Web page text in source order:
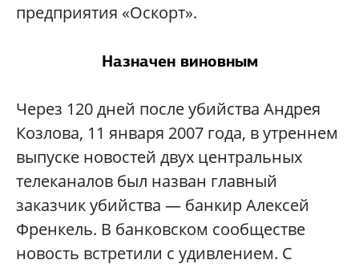
предприятия «Оскорт».
Назначен виновным
Через 120 дней после убийства Андрея
Козлова, 11 января 2007 года, в утреннем
выпуске новостей двух центральных
телеканалов был назван главный
заказчик убийства — банкир Алексей
Френкель. В банковском сообществе
новость встретили с удивлением. С